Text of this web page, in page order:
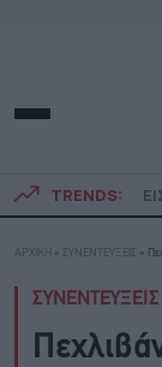
TRENDS:
ΑΡΧΙΚΗ » ΣΥΝΕΝΤΕΥΞΕΙΣ »
ΣΥΝΕΝΤΕΥΞΕΙΣ